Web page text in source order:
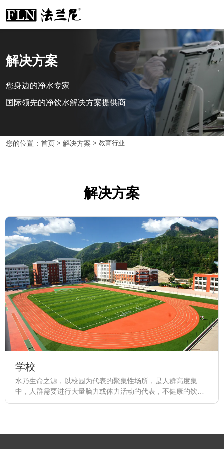
解决方案
您身边的净水专家
国际领先的净饮水解决方案提供商
您的位置：首页 > 解决方案 > 教育行业
解决方案
学校
水乃生命之源，以校园为代表的聚集性场所，是人群高度集
中，人群需要进行大量脑力或体力活动的代表，不健康的饮水
引发的体质损伤会严重影响他们的学习和工作效率。同时，大